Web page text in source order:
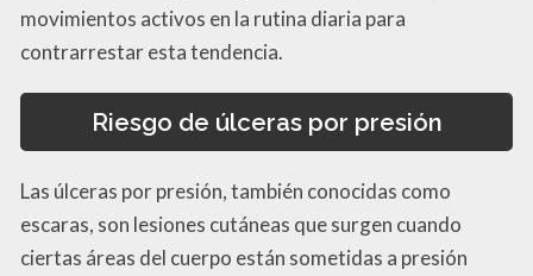
movimientos activos en la rutina diaria para
contrarrestar esta tendencia.
Riesgo de úlceras por presión
Las úlceras por presión, también conocidas como
escaras, son lesiones cutáneas que surgen cuando
ciertas áreas del cuerpo están sometidas a presión